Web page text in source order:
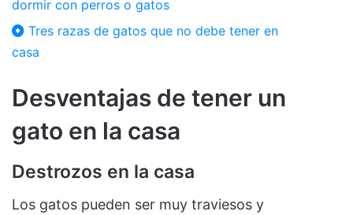
dormir con perros o gatos
Tres razas de gatos que no debe tener en
casa
Desventajas de tener un
gato en la casa
Destrozos en la casa
Los gatos pueden ser muy traviesos y